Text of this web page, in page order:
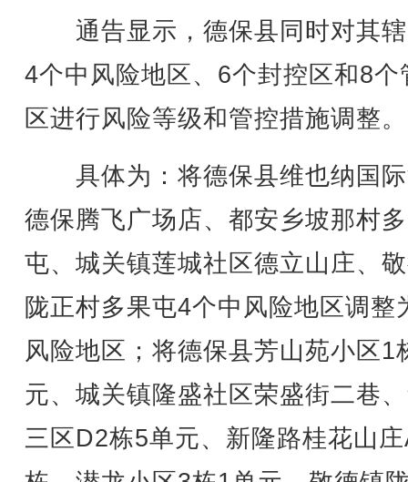
通告显示，德保县同时对其
4个中风险地区、6个封控区和8个
区进行风险等级和管控措施调整。
具体为：将德保县维也纳国
德保腾飞广场店、都安乡坡那村
屯、城关镇莲城社区德立山庄、
陇正村多果屯4个中风险地区调整
风险地区；将德保县芳山苑小区1
元、城关镇隆盛社区荣盛街二巷
三区D2栋5单元、新隆路桂花山